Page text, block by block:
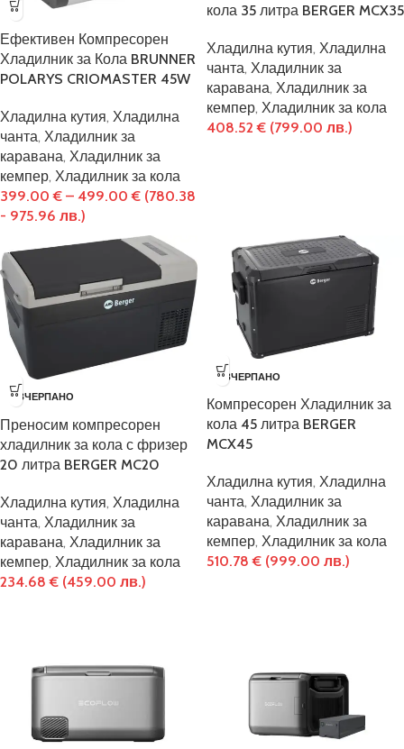
Ефективен Компресорен
Хладилник за Кола BRUNNER
POLARYS CRIOMASTER 45W
Хладилна кутия, Хладилна
чанта, Хладилник за
каравана, Хладилник за
кемпер, Хладилник за кола
399.00€ – 499.00€ (780.38
- 975.96 лв.)
кола 35 литра BERGER MCX35
Хладилна кутия, Хладилна
чанта, Хладилник за
каравана, Хладилник за
кемпер, Хладилник за кола
408.52€ (799.00 лв.)
ИЗЧЕРПАНО
Преносим компресорен
хладилник за кола с фризер
20 литра BERGER MC20
Хладилна кутия, Хладилна
чанта, Хладилник за
каравана, Хладилник за
кемпер, Хладилник за кола
234.68€ (459.00 лв.)
ИЗЧЕРПАНО
Компресорен Хладилник за
кола 45 литра BERGER
MCX45
Хладилна кутия, Хладилна
чанта, Хладилник за
каравана, Хладилник за
кемпер, Хладилник за кола
510.78€ (999.00 лв.)